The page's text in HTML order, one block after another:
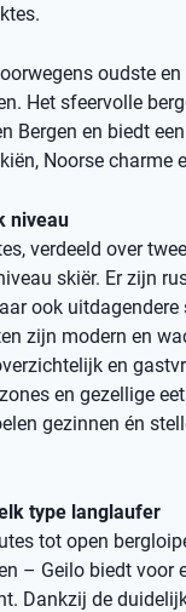
oudste
Het sfeervolle
Bergen en biedt
Noorse charme
niveau
verdeeld over
skiër. Er zijn
ook uitdagendere
zijn modern en
en
en gezellige
gezinnen én
type langlaufer
tot open
– Geilo biedt voor
Dankzij de